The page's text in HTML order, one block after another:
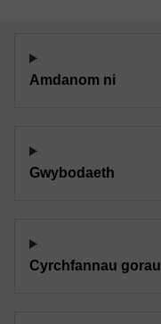
Amdanom ni
Gwybodaeth
Cyrchfannau gorau